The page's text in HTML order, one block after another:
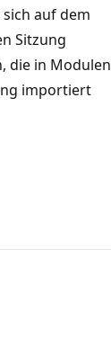
auf dem
Sitzung
die in Modulen
importiert